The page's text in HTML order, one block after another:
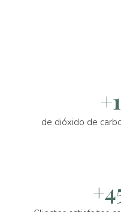
de dióxido de